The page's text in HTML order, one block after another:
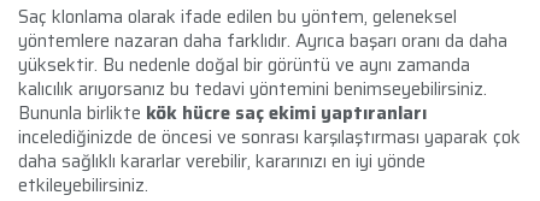
Saç klonlama olarak ifade edilen bu yöntem, geleneksel
yöntemlere nazaran daha farklıdır. Ayrıca başarı oranı da daha
yüksektir. Bu nedenle doğal bir görüntü ve aynı zamanda
kalıcılık arıyorsanız bu tedavi yöntemini benimseyebilirsiniz.
Bununla birlikte kök hücre saç ekimi yaptıranları
incelediğinizde de öncesi ve sonrası karşılaştırması yaparak çok
daha sağlıklı kararlar verebilir, kararınızı en iyi yönde
etkileyebilirsiniz.